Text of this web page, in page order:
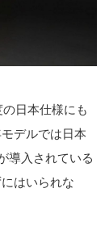
日本仕様にも
デルでは日本
導入されている
はいられな